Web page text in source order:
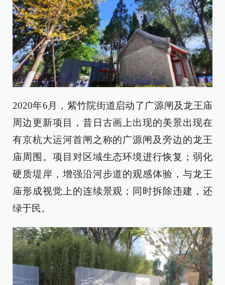
2020年6月，紫竹院街道启动了广源闸及龙王庙
周边更新项目，昔日古画上出现的美景出现在
有京杭大运河首闸之称的广源闸及旁边的龙王
庙周围。项目对区域生态环境进行恢复；弱化
硬质堤岸，增强沿河步道的观感体验，与龙王
庙形成视觉上的连续景观；同时拆除违建，还
绿于民。